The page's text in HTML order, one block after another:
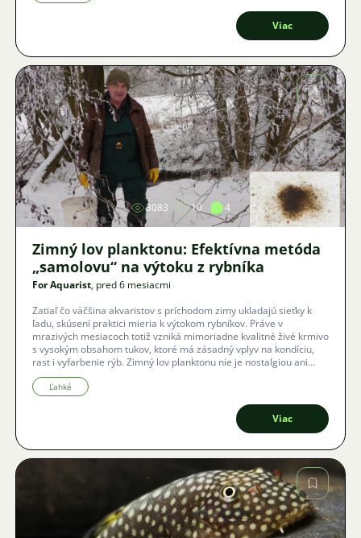
Viac
Obrázok
3083 10 4
Zimný lov planktonu: Efektívna metóda
„samolovu“ na výtoku z rybníka
For Aquarist, pred 6 mesiacmi
Zatiaľ čo väčšina akvaristov s príchodom zimy ukladajú sieťky k
ľadu, skúsení praktici mieria k výtokom rybníkov. Práve v
mrazivých mesiacoch totiž vzniká mimoriadne kvalitné živé krmivo
s vysokým obsahom tukov, ktoré má zásadný vplyv na kondíciu,
rast i vyfarbenie rýb. Zimný lov planktonu nie je nostalgiou ani
improvizáciou, ale premyslenou metódou, ktorá v modernej
akvaristike znovu získava svoje miesto.
Ľahké
Viac